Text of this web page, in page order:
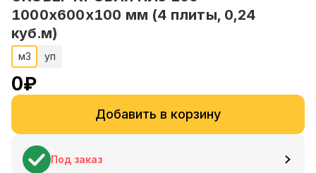
1000х600х100 мм (4 плиты, 0,24
куб.м)
м3 уп
0₽
Добавить в корзину
Под заказ